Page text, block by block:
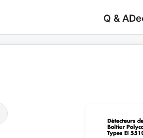
Q & A